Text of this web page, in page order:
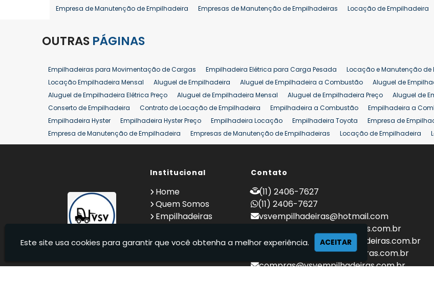
Empresa de Manutenção de Empilhadeira
Empresas de Manutenção de Empilhadeiras Locação de Empilhadeira
Manutenção em Empilhadeiras
Reforma de Empilhadeira
Aluguel de Empilhadeira 25 ton
Locação de Empilhadeira 25 ton Comprar Empilhadeira 25 ton Empilhadeira a
Venda Empilhadeiras 25 ton
OUTRAS PÁGINAS
Empilhadeiras para Movimentação de Cargas Empilhadeira Elétrica para Carga Pesada Locação e Manutenção de
Locação Empilhadeira Mensal
Aluguel de Empilhadeira Aluguel de Empilhadeira a Combustão Aluguel de
Aluguel de Empilhadeira Elétrica Preço
Aluguel de Empilhadeira Mensal Aluguel de Empilhadeira Preço Aluguel de
Conserto de Empilhadeira
Contrato de Locação de Empilhadeira Empilhadeira a Combustão Empilhadeira a
Empilhadeira Hyster
Empilhadeira Hyster Preço Empilhadeira Locação Empilhadeira Toyota Empresa de
Empresa de Manutenção de Empilhadeira
Empresas de Manutenção de Empilhadeiras Locação de Empilhadeira
Locação Empilhadeira Hyster
Locação Empilhadeira para Hipermercados Locação Empilhadeira para Mercados
Comprar Empilhadeira Comprar Empilhadeira Elétrica
Locação de Empilhadeira 25 ton
Comprar Empilhadeira 25 ton Empilhadeira a Combustão 25 ton Preço de
Institucional
Home
Quem Somos
Empilhadeiras
Informações
Contato
(11) 2406-7627
(11) 2406-7627
vsvempilhadeiras@hotmail.com
locacao@vsvempilhadeiras.com.br
manutencao@vsvempilhadeiras.com.br
financeiro@vsvempilhadeiras.com.br
compras@vsvempilhadeiras.com.br
Este site usa cookies para garantir que você obtenha a melhor experiência. ACEITAR